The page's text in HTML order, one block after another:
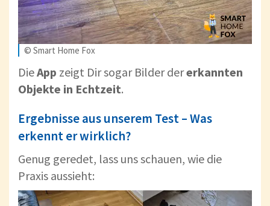
© Smart Home Fox
DieApp zeigt Dir sogar Bilder dererkannten
Objekte in Echtzeit.
Ergebnisse aus unserem Test – Was
erkennt er wirklich?
Genug geredet, lass uns schauen, wie die
Praxis aussieht: